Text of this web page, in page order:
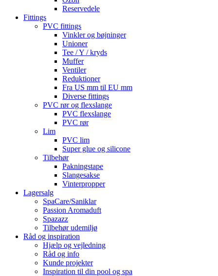
Reservedele
Fittings
PVC fittings
Vinkler og bøjninger
Unioner
Tee / Y / kryds
Muffer
Ventiler
Reduktioner
Fra US mm til EU mm
Diverse fittings
PVC rør og flexslange
PVC flexslange
PVC rør
Lim
PVC lim
Super glue og silicone
Tilbehør
Pakningstape
Slangesakse
Vinterpropper
Lagersalg
SpaCare/Saniklar
Passion Aromaduft
Spazazz
Tilbehør udemiljø
Råd og inspiration
Hjælp og vejledning
Råd og info
Kunde projekter
Inspiration til din pool og spa